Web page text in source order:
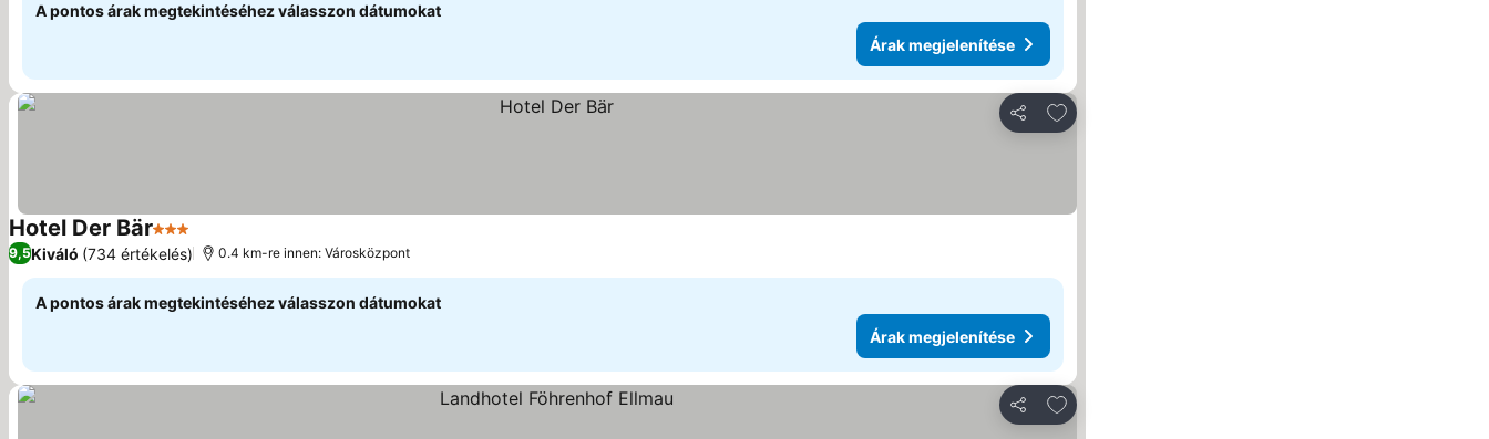
A pontos árak megtekintéséhez válasszon dátumokat
Árak megjelenítése
Megosztás
Hozzáadás a kedvencekhez
Hotel Der Bär3 Kategória
9,5Kiváló (734 értékelés) 0.4 km-re innen: Városközpont
A pontos árak megtekintéséhez válasszon dátumokat
Árak megjelenítése
Megosztás
Hozzáadás a kedvencekhez